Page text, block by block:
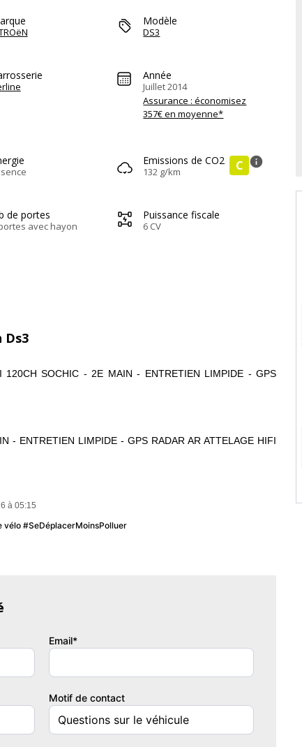
Modèle
DS3
Année
Juillet 2014
Assurance : économisez
357€ en moyenne*
Emissions de CO2
132 g/km C info
de portes
avec hayon
Puissance fiscale
6 CV
Ds3
SOCHIC - 2E MAIN - ENTRETIEN LIMPIDE - GPS
- ENTRETIEN LIMPIDE - GPS RADAR AR ATTELAGE HIFI
à 05:15
vélo #SeDéplacerMoinsPolluer
Email*
Motif de contact